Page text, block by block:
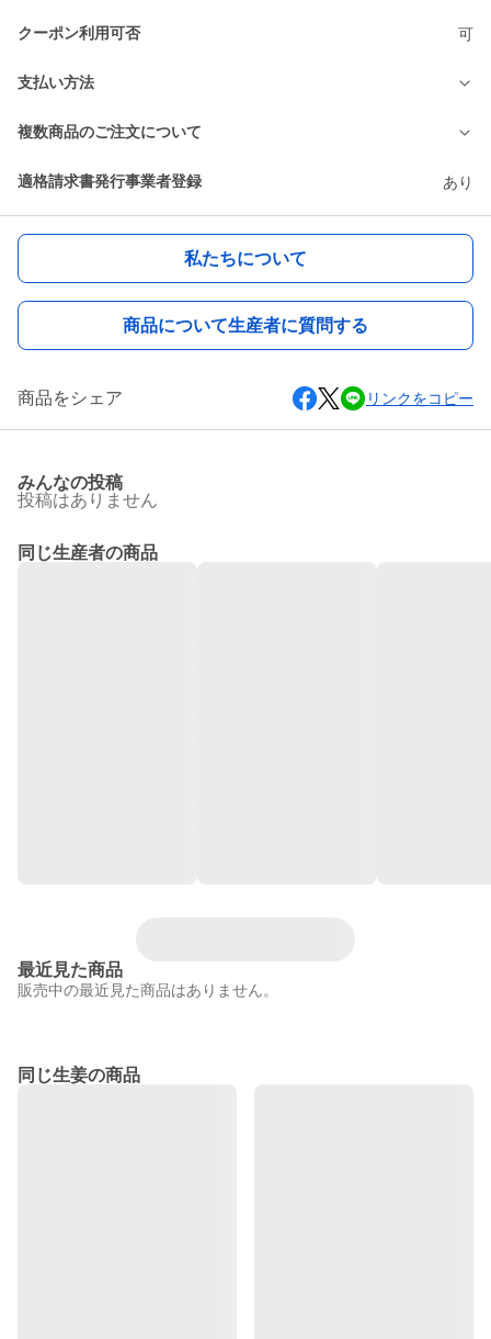
クーポン利用可否 可
支払い方法
複数商品のご注文について
適格請求書発行事業者登録 あり
私たちについて
商品について生産者に質問する
商品をシェア リンクをコピー
みんなの投稿
投稿はありません
同じ生産者の商品
最近見た商品
販売中の最近見た商品はありません。
同じ生姜の商品